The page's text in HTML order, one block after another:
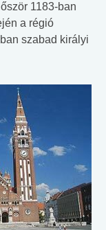
1183-ban
a régió
szabad királyi